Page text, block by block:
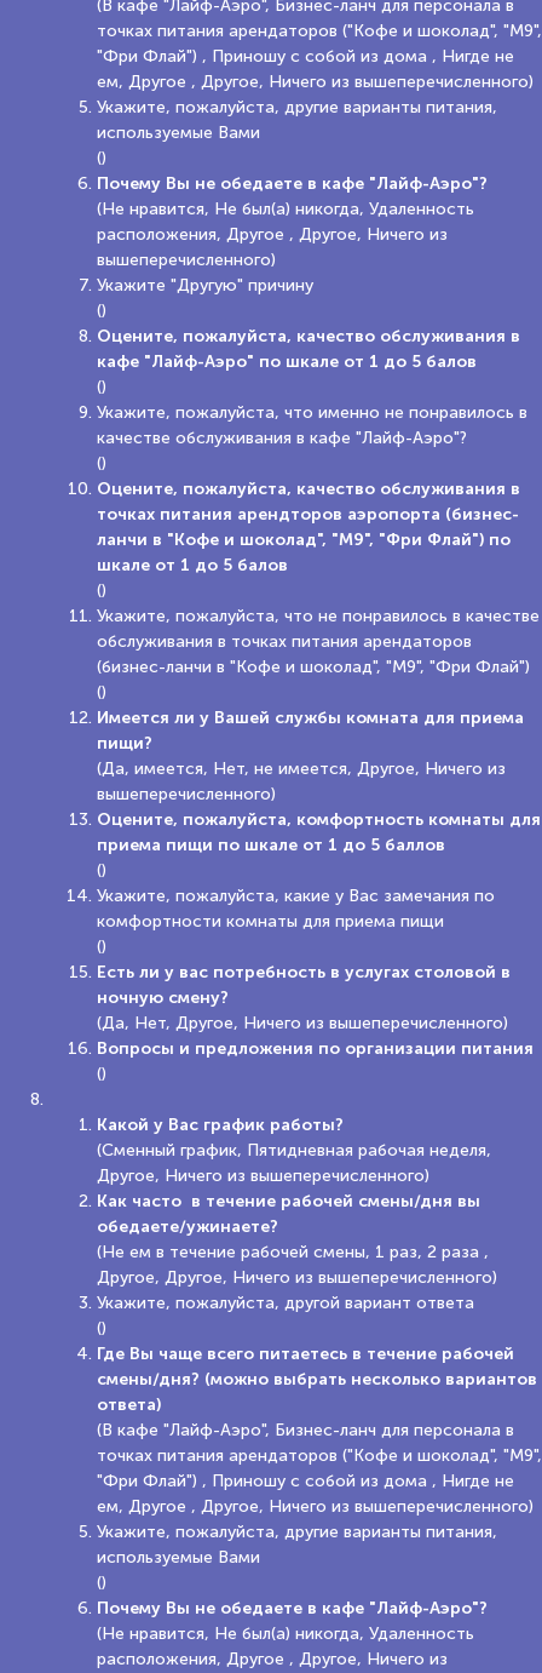
(В кафе "Лайф-Аэро", Бизнес-ланч для персонала в
точках питания арендаторов ("Кофе и шоколад", "М9",
"Фри Флай") , Приношу с собой из дома , Нигде не
ем, Другое , Другое, Ничего из вышеперечисленного)
Укажите, пожалуйста, другие варианты питания,
используемые Вами
()
Почему Вы не обедаете в кафе "Лайф-Аэро"?
(Не нравится, Не был(а) никогда, Удаленность
расположения, Другое , Другое, Ничего из
вышеперечисленного)
Укажите "Другую" причину
()
Оцените, пожалуйста, качество обслуживания в
кафе "Лайф-Аэро" по шкале от 1 до 5 балов
()
Укажите, пожалуйста, что именно не понравилось в
качестве обслуживания в кафе "Лайф-Аэро"?
()
Оцените, пожалуйста, качество обслуживания в
точках питания арендторов аэропорта (бизнес-
ланчи в "Кофе и шоколад", "М9", "Фри Флай") по
шкале от 1 до 5 балов
()
Укажите, пожалуйста, что не понравилось в качестве
обслуживания в точках питания арендаторов
(бизнес-ланчи в "Кофе и шоколад", "М9", "Фри Флай")
()
Имеется ли у Вашей службы комната для приема
пищи?
(Да, имеется, Нет, не имеется, Другое, Ничего из
вышеперечисленного)
Оцените, пожалуйста, комфортность комнаты для
приема пищи по шкале от 1 до 5 баллов
()
Укажите, пожалуйста, какие у Вас замечания по
комфортности комнаты для приема пищи
()
Есть ли у вас потребность в услугах столовой в
ночную смену?
(Да, Нет, Другое, Ничего из вышеперечисленного)
Вопросы и предложения по организации питания
()
Какой у Вас график работы?
(Сменный график, Пятидневная рабочая неделя,
Другое, Ничего из вышеперечисленного)
Как часто в течение рабочей смены/дня вы
обедаете/ужинаете?
(Не ем в течение рабочей смены, 1 раз, 2 раза ,
Другое, Другое, Ничего из вышеперечисленного)
Укажите, пожалуйста, другой вариант ответа
()
Где Вы чаще всего питаетесь в течение рабочей
смены/дня? (можно выбрать несколько вариантов
ответа)
(В кафе "Лайф-Аэро", Бизнес-ланч для персонала в
точках питания арендаторов ("Кофе и шоколад", "М9",
"Фри Флай") , Приношу с собой из дома , Нигде не
ем, Другое , Другое, Ничего из вышеперечисленного)
Укажите, пожалуйста, другие варианты питания,
используемые Вами
()
Почему Вы не обедаете в кафе "Лайф-Аэро"?
(Не нравится, Не был(а) никогда, Удаленность
расположения, Другое , Другое, Ничего из